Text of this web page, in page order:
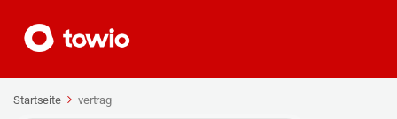
Startseite vertrag